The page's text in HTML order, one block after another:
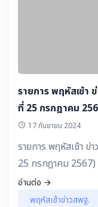
รายการ พฤหัสเช้า
ที่ 25 กรกฎาคม
17 กันยายน 2024
รายการ พฤหัสเช้า
25 กรกฎาคม 2567)
พระราชดำริ : วิถีเด็ก
รัชกาลที่ 10 สู่การป
อ่านต่อ
พฤหัสเช้าข่าวสพฐ.